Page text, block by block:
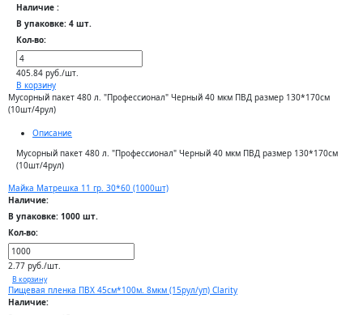
Наличие :
В упаковке: 4 шт.
Кол-во:
405.84 руб./шт.
В корзину
Мусорный пакет 480 л. "Профессионал" Черный 40 мкм ПВД размер 130*170см
(10шт/4рул)
Описание
Мусорный пакет 480 л. "Профессионал" Черный 40 мкм ПВД размер 130*170см
(10шт/4рул)
Майка Матрешка 11 гр. 30*60 (1000шт)
Наличие:
В упаковке: 1000 шт.
Кол-во:
2.77 руб./шт.
В корзину
Пищевая пленка ПВХ 45см*100м. 8мкм (15рул/уп) Clarity
Наличие: